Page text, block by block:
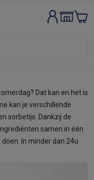
Keramische
Elektrische fornuizen
Espresso- &
Dat kan en het is
kan je verschillende
sorbetijs. Dankzij de
samen in één
In minder dan 24u